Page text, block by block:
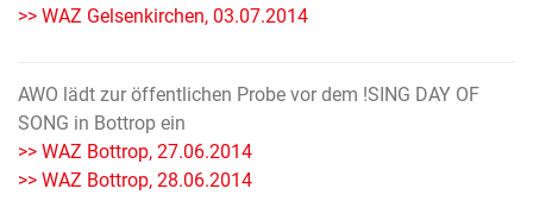
>> WAZ Gelsenkirchen, 03.07.2014
AWO lädt zur öffentlichen Probe vor dem !SING DAY OF
SONG in Bottrop ein
>> WAZ Bottrop, 27.06.2014
>> WAZ Bottrop, 28.06.2014